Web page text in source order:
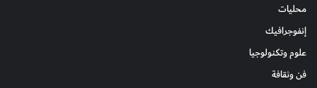
محليات
إنفوجرافيك
علوم وتكنولوجيا
فن وثقافة